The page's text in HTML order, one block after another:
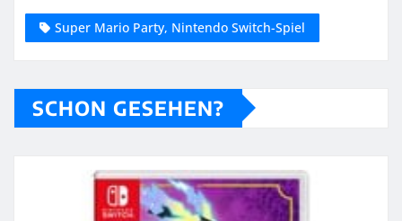
Super Mario Party, Nintendo Switch-Spiel
SCHON GESEHEN?